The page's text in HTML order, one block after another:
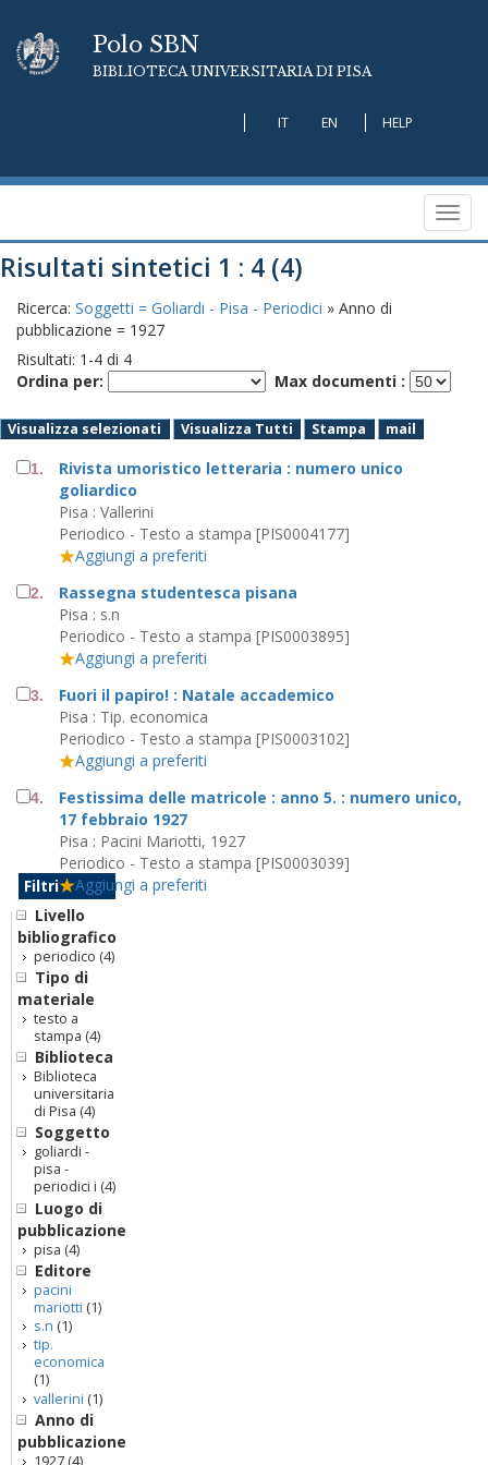
Polo SBN
BIBLIOTECA UNIVERSITARIA DI PISA
IT EN HELP
Risultati sintetici 1 : 4 (4)
Ricerca: Soggetti = Goliardi - Pisa - Periodici » Anno di
pubblicazione = 1927
Risultati: 1 -4 di 4
Ordina per:
Max documenti :
Visualizza selezionati Visualizza Tutti Stampa mail
1.
Rivista umoristico letteraria : numero unico
goliardico
Pisa : Vallerini
Periodico - Testo a stampa [PIS0004177]
Aggiungi a preferiti
2.
Rassegna studentesca pisana
Pisa : s.n
Periodico - Testo a stampa [PIS0003895]
Aggiungi a preferiti
3.
Fuori il papiro! : Natale accademico
Pisa : Tip. economica
Periodico - Testo a stampa [PIS0003102]
Aggiungi a preferiti
4.
Festissima delle matricole : anno 5. : numero unico,
17 febbraio 1927
Pisa : Pacini Mariotti, 1927
Periodico - Testo a stampa [PIS0003039]
Aggiungi a preferiti
Filtri
Livello
bibliografico
periodico (4)
Tipo di
materiale
testo a
stampa (4)
Biblioteca
Biblioteca
universitaria
di Pisa (4)
Soggetto
goliardi -
pisa -
periodici i (4)
Luogo di
pubblicazione
pisa (4)
Editore
pacini
mariotti (1)
s.n (1)
tip.
economica
(1)
vallerini (1)
Anno di
pubblicazione
1927 (4)